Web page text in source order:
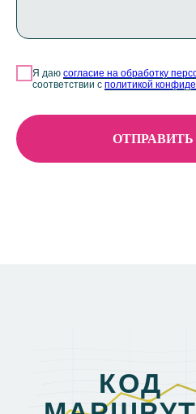
Я даю согласие на обработку
соответствии с политикой